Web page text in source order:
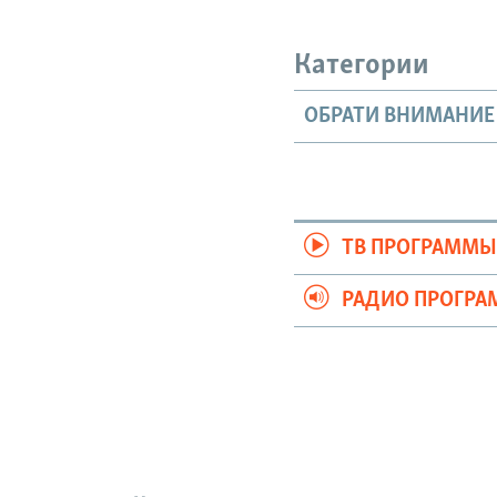
Категории
ОБРАТИ ВНИМАНИЕ
ТВ ПРОГРАММЫ
РАДИО